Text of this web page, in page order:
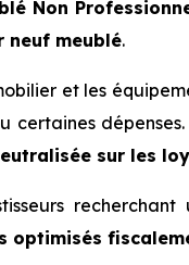
Non
neuf meublé.
et les
certaines
sur les
optimisés